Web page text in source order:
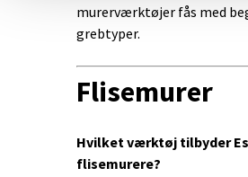
murerværktøjer fås med
grebtyper.
Flisemurer
Hvilket værktøj tilbyder
flisemurere?